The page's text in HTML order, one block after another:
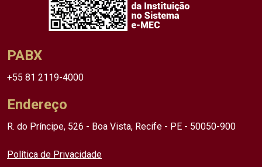
PABX
+55 81 2119-4000
Endereço
R. do Príncipe, 526 - Boa Vista, Recife - PE - 50050-900
Política de Privacidade